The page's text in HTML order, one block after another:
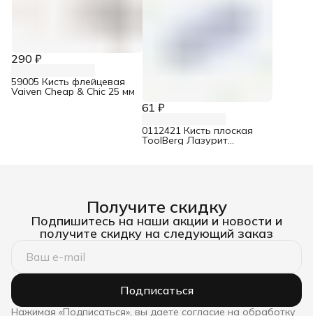
290 ₽
59005 Кисть флейцевая
Vaiven Cheap & Chic 25 мм
61 ₽
0112421 Кисть плоская
ToolBerg Лазурит
Получите скидку
Подпишитесь на наши акции и новости и
получите скидку на следующий заказ
Подписаться
Нажимая «Подписаться», вы даете согласие на обработку